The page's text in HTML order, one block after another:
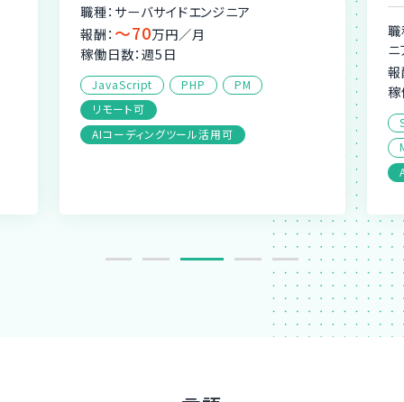
職種：サーバサイドエンジニア
報酬： 〜70万円／月
稼働日数：週5日
JavaScript PHP
PM
リモート可
AIコーディングツール活用可
職
報